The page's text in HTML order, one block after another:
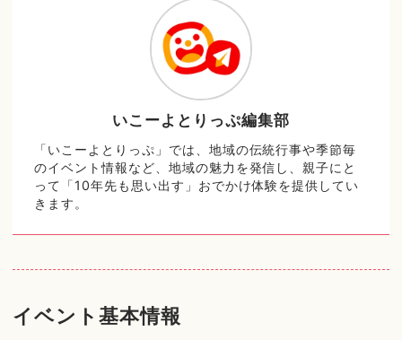
いこーよとりっぷ編集部
「いこーよとりっぷ」では、地域の伝統行事や季節毎
のイベント情報など、地域の魅力を発信し、親子にと
って「10年先も思い出す」おでかけ体験を提供してい
きます。
イベント基本情報